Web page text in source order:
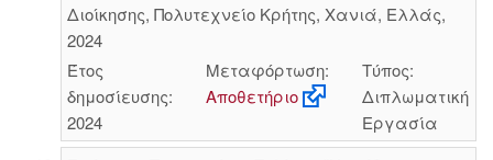
Διοίκησης, Πολυτεχνείο Κρήτης, Χανιά, Ελλάς,
2024
Έτος
δημοσίευσης:
2024
Μεταφόρτωση:
Αποθετήριο
Τύπος:
Διπλωματική
Εργασία